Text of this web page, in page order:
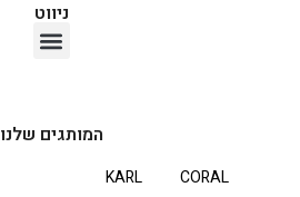
ניווט
המותגים שלנו
CORAL
KARL